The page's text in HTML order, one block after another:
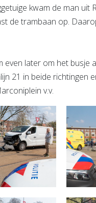
kwam de man
de trambaan op.
even later om het
21 in beide richtingen
v.v.